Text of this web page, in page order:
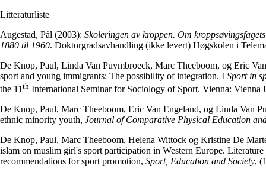
Litteraturliste
Augestad, Pål (2003): Skoleringen av kroppen. Om
1880 til 1960. Doktorgradsavhandling (ikke levert) Høgskolen i
De Knop, Paul, Linda Van Puymbroeck, Marc Theeboom, og Eric
sport and young immigrants: The possibility of integration. I Sport in
the 11 th International Seminar for Sociology of Sport. Vienna: Vienna
De Knop, Paul, Marc Theeboom, Eric Van Engeland, og Linda Van
ethnic minority youth, Journal of Comparative Physical Education
De Knop, Paul, Marc Theeboom, Helena Wittock og Kristine De
islam on muslim girl's sport participation in Western Europe.
recommendations for sport promotion, Sport, Education and Society,